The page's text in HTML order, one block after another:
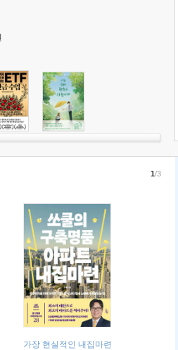
가장 현실적인 내집마련
1/3